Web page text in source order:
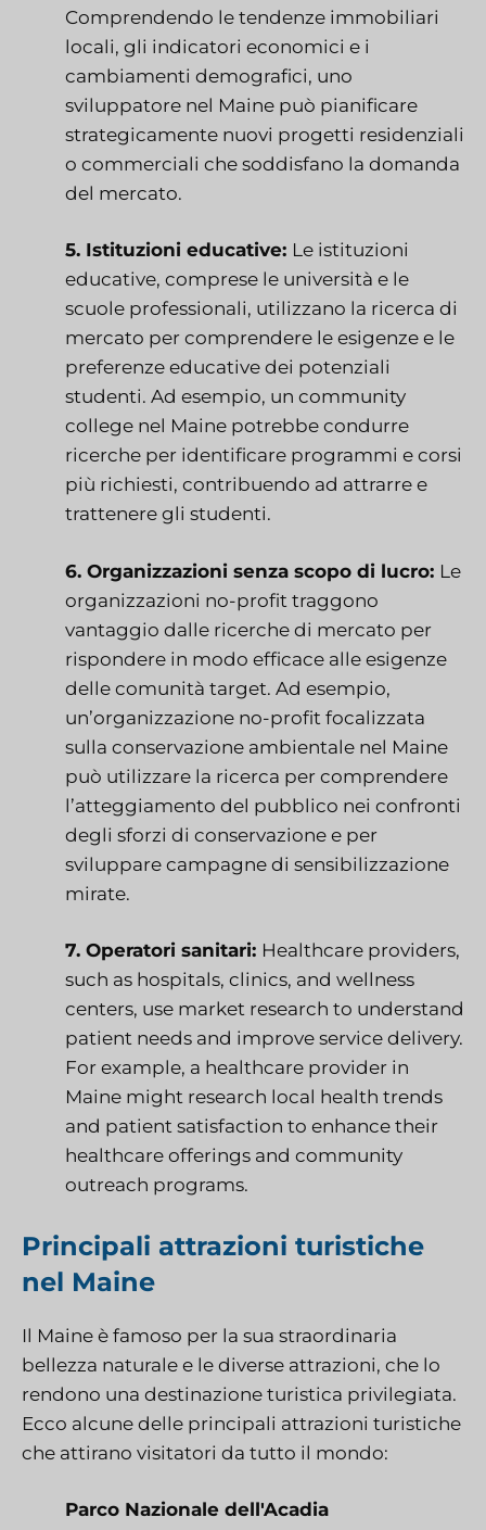
Comprendendo le tendenze immobiliari
locali, gli indicatori economici e i
cambiamenti demografici, uno
sviluppatore nel Maine può pianificare
strategicamente nuovi progetti residenziali
o commerciali che soddisfano la domanda
del mercato.
5. Istituzioni educative: Le istituzioni
educative, comprese le università e le
scuole professionali, utilizzano la ricerca di
mercato per comprendere le esigenze e le
preferenze educative dei potenziali
studenti. Ad esempio, un community
college nel Maine potrebbe condurre
ricerche per identificare programmi e corsi
più richiesti, contribuendo ad attrarre e
trattenere gli studenti.
6. Organizzazioni senza scopo di lucro: Le
organizzazioni no-profit traggono
vantaggio dalle ricerche di mercato per
rispondere in modo efficace alle esigenze
delle comunità target. Ad esempio,
un’organizzazione no-profit focalizzata
sulla conservazione ambientale nel Maine
può utilizzare la ricerca per comprendere
l’atteggiamento del pubblico nei confronti
degli sforzi di conservazione e per
sviluppare campagne di sensibilizzazione
mirate.
7. Operatori sanitari: Healthcare providers,
such as hospitals, clinics, and wellness
centers, use market research to understand
patient needs and improve service delivery.
For example, a healthcare provider in
Maine might research local health trends
and patient satisfaction to enhance their
healthcare offerings and community
outreach programs.
Principali attrazioni turistiche
nel Maine
Il Maine è famoso per la sua straordinaria
bellezza naturale e le diverse attrazioni, che lo
rendono una destinazione turistica privilegiata.
Ecco alcune delle principali attrazioni turistiche
che attirano visitatori da tutto il mondo:
Parco Nazionale dell'Acadia